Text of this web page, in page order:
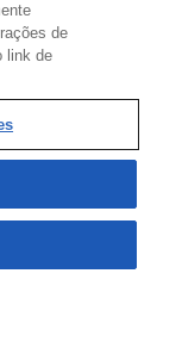
(SAC)
de
link de